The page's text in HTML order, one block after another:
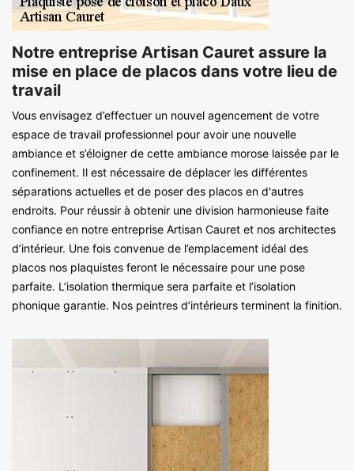
Notre entreprise Artisan Cauret assure la
mise en place de placos dans votre lieu de
travail
Vous envisagez d’effectuer un nouvel agencement de votre
espace de travail professionnel pour avoir une nouvelle
ambiance et s’éloigner de cette ambiance morose laissée par le
confinement. Il est nécessaire de déplacer les différentes
séparations actuelles et de poser des placos en d'autres
endroits. Pour réussir à obtenir une division harmonieuse faite
confiance en notre entreprise Artisan Cauret et nos architectes
d’intérieur. Une fois convenue de l’emplacement idéal des
placos nos plaquistes feront le nécessaire pour une pose
parfaite. L’isolation thermique sera parfaite et l’isolation
phonique garantie. Nos peintres d’intérieurs terminent la finition.